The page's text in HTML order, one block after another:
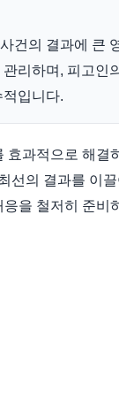
건의 결과에 큰
리하며, 피고인
입니다.
과적으로 해결
선의 결과를 이
을 철저히 준비